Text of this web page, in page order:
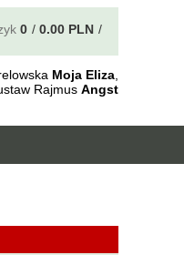
0 0.00 PLN
Moja Eliza
Rajmus Angst